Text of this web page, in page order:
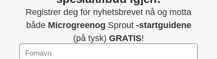
Registrer deg for nyhetsbrevet nå og motta
både Microgreenog Sprout -startguidene
(på tysk) GRATIS!